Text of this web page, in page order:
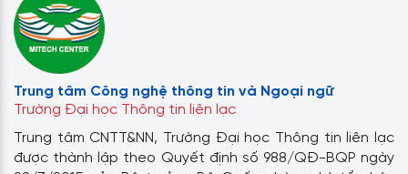
Trung tâm Công nghệ thông tin và Ngoại ngữ
Trường Đại học Thông tin liên lạc
Trung tâm CNTT&NN, Trường Đại học Thông tin liên lạc
được thành lập theo Quyết định số 988/QĐ-BQP ngày